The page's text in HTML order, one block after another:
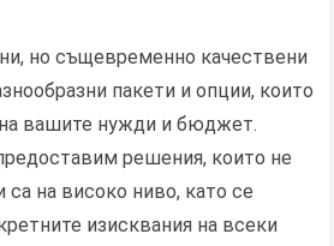
но същевременно качествени
пакети и опции, които
вашите нужди и бюджет.
решения, които не
са на високо ниво, като се
изисквания на всеки